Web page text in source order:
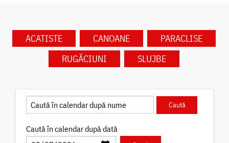
ACATISTE CANOANE
PARACLISE
RUGĂCIUNI
SLUJBE
Caută în calendar după dată